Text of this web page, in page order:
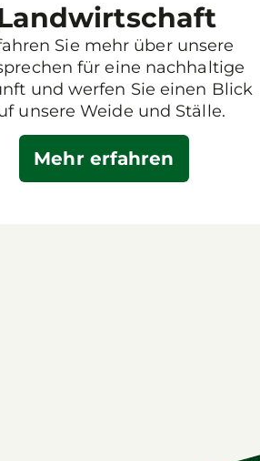
Sie mehr über unsere
für eine nachhaltige
und werfen Sie einen Blick
unsere Weide und Ställe.
Mehr erfahren